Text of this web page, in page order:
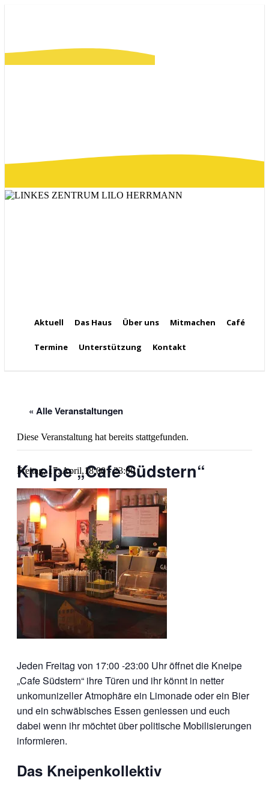
Aktuell Das Haus Über uns Mitmachen Café
Termine Unterstützung Kontakt
« Alle Veranstaltungen
Diese Veranstaltung hat bereits stattgefunden.
Kneipe „Cafe Südstern“
Freitag, 17. April,18:00-23:00
Jeden Freitag von 17:00 -23:00 Uhr öffnet die Kneipe
„Cafe Südstern“ ihre Türen und ihr könnt in netter
unkomunizeller Atmophäre ein Limonade oder ein Bier
und ein schwäbisches Essen geniessen und euch
dabei wenn ihr möchtet über politische Mobilisierungen
informieren.
Das Kneipenkollektiv